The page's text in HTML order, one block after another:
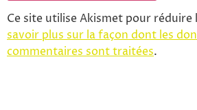
Ce site utilise Akismet pour réduire
savoir plus sur la façon dont les
commentaires sont traitées.